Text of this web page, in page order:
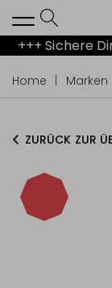
+++ Sichere
Home Marken
ZURÜCK ZUR